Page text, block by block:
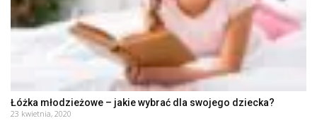
Łóżka młodzieżowe – jakie wybrać dla swojego dziecka?
23 kwietnia, 2020